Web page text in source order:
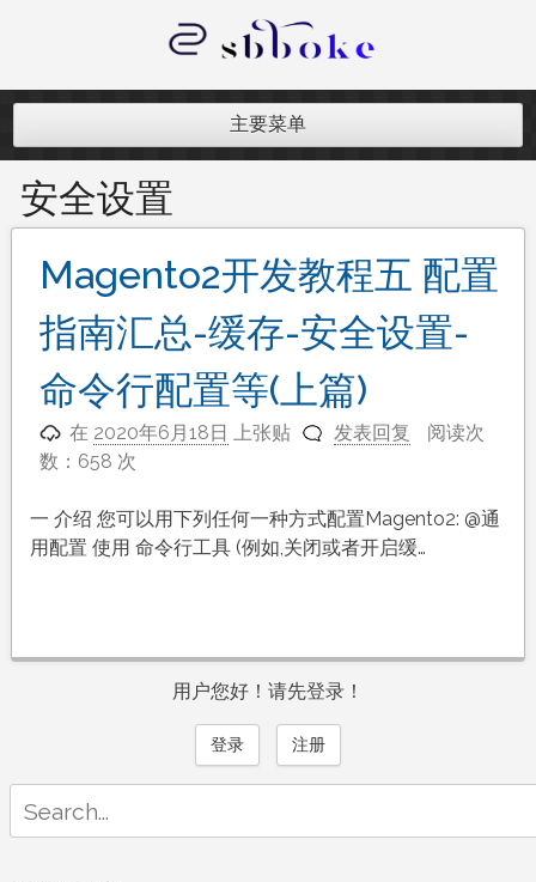
内
记录跨境电商独立站开发遇到的点点
主要菜单
安全设置
Magento2开发教程五 配置
指南汇总-缓存-安全设置-
命令行配置等(上篇)
在 2020年6月18日 上张贴 发表回复
阅读次
数：658 次
一 介绍 您可以用下列任何一种方式配置Magento2: @通
用配置 使用 命令行工具 (例如,关闭或者开启缓…
用户您好！请先登录！
登录 注册
for: